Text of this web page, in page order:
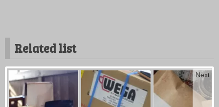
Related list
Next